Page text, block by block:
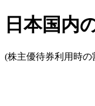
日本国内
(株主優待券利用時